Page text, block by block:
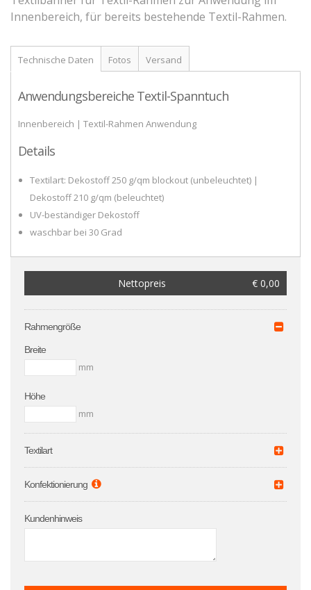
Zubehör
Innenbereich, für bereits bestehende Textil-Rahmen.
Technische Daten Fotos Versand
Anwendungsbereiche Textil-Spanntuch
Innenbereich | Textil-Rahmen Anwendung
Details
Textilart: Dekostoff 250 g/qm blockout (unbeleuchtet) |
Dekostoff 210 g/qm (beleuchtet)
UV-beständiger Dekostoff
waschbar bei 30 Grad
Nettopreis € 0,00
Rahmengröße
Breite
mm
Höhe
mm
Textilart
Konfektionierung
Kundenhinweis